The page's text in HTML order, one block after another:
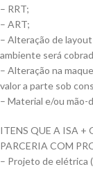
– RRT;
– ART;
– Alteração de
ambiente será
– Alteração na
valor a parte sob
– Material e/ou mão-
ITENS QUE A ISA +
PARCERIA COM
– Projeto de elétrica